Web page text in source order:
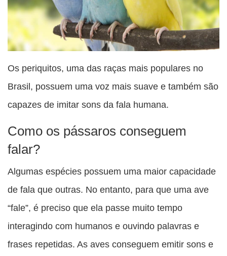
Os periquitos, uma das raças mais populares no
Brasil, possuem uma voz mais suave e também são
capazes de imitar sons da fala humana.
Como os pássaros conseguem
falar?
Algumas espécies possuem uma maior capacidade
de fala que outras. No entanto, para que uma ave
“fale”, é preciso que ela passe muito tempo
interagindo com humanos e ouvindo palavras e
frases repetidas. As aves conseguem emitir sons e